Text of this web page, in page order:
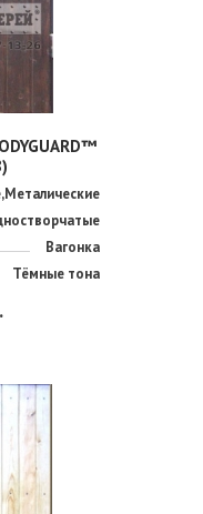
Вагонка
Тёмные тона